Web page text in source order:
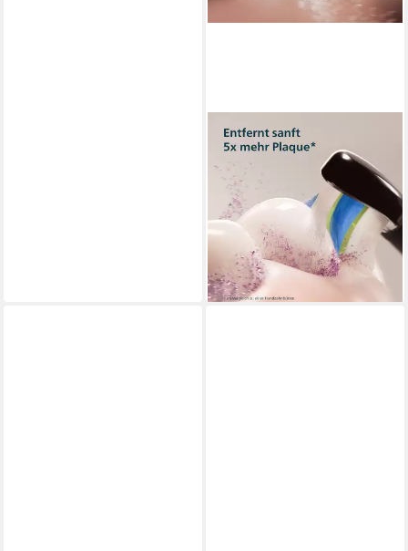
PHILIPS SONICARE
Elektrische Zahnbürste Series
3100
2 St.
Aufsteckbürsten
1 Reinigungsprogramme
89,99 € UVP 99,99 €
-10%
lieferbar - in 3-5 Werktagen bei dir